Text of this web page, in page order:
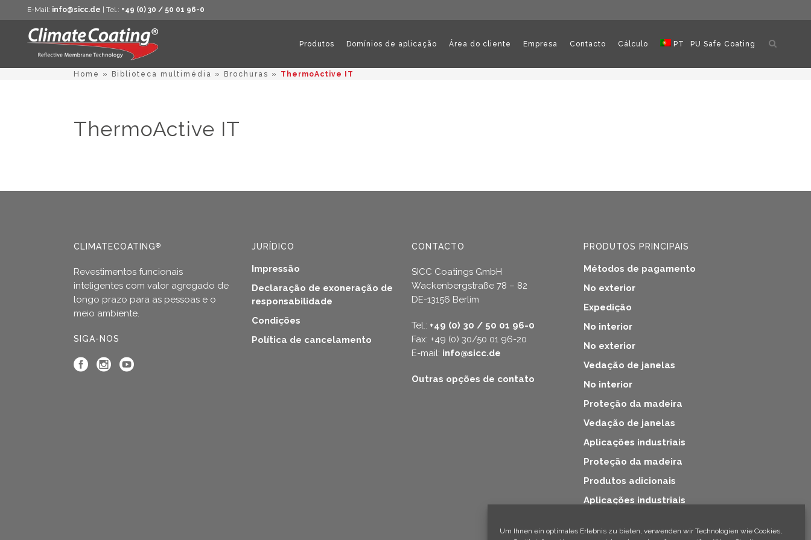
Um Ihnen ein optimales Erlebnis zu bieten, verwenden wir Technologien wie Cookies,
E-Mail: info@sicc.de | Tel.: +49 (0) 30 / 50 01 96-0
Abrir
Produtos Domínios de aplicação Área do cliente Empresa Contacto Cálculo PT PU Safe Coating
Home » Biblioteca multimédia » Brochuras » ThermoActive IT
ThermoActive IT
CLIMATECOATING®
Revestimentos funcionais
inteligentes com valor agregado de
longo prazo para as pessoas e o
meio ambiente.
SIGA-NOS
JURÍDICO
Impressão
Declaração de exoneração de
responsabilidade
Condições
Política de cancelamento
CONTACTO
SICC Coatings GmbH
Wackenbergstraße 78 – 82
DE-13156 Berlim
Tel.: +49 (0) 30 / 50 01 96-0
Fax: +49 (0) 30/50 01 96-20
E-mail: info@sicc.de
Outras opções de contato
PRODUTOS PRINCIPAIS
Métodos de pagamento
No exterior
Expedição
No interior
No exterior
Vedação de janelas
No interior
Proteção da madeira
Vedação de janelas
Aplicações industriais
Proteção da madeira
Produtos adicionais
Aplicações industriais